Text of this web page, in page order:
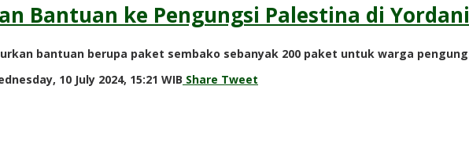
Bantuan ke Pengungsi Palestina di
bantuan berupa paket sembako sebanyak 200 paket untuk warga
10 July 2024, 15:21 WIB by
Share Tweet